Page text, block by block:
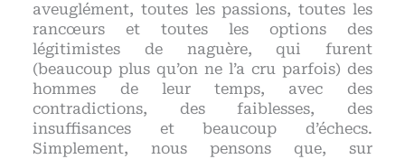
aveuglément, toutes les passions, toutes les
rancœurs et toutes les options des
légitimistes de naguère, qui furent
(beaucoup plus qu’on ne l’a cru parfois) des
hommes de leur temps, avec des
contradictions, des faiblesses, des
insuffisances et beaucoup d’échecs.
Simplement, nous pensons que, sur